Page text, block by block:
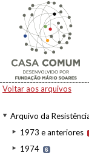
Voltar aos arquivos
Arquivo da
1973 e anteriores
1974 6